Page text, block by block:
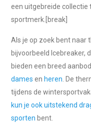
een uitgebreide
sportmerk.[break]
Als je op zoek bent naar
bijvoorbeeld Icebreaker,
bieden een breed
dames en heren . De
tijdens de
kun je ook uitstekend
sporten bent.